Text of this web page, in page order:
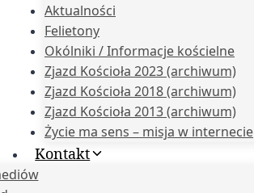
Aktualności
Felietony
Okólniki / Informacje kościelne
Zjazd Kościoła 2023 (archiwum)
Zjazd Kościoła 2018 (archiwum)
Zjazd Kościoła 2013 (archiwum)
Życie ma sens – misja w internecie
Kontakt